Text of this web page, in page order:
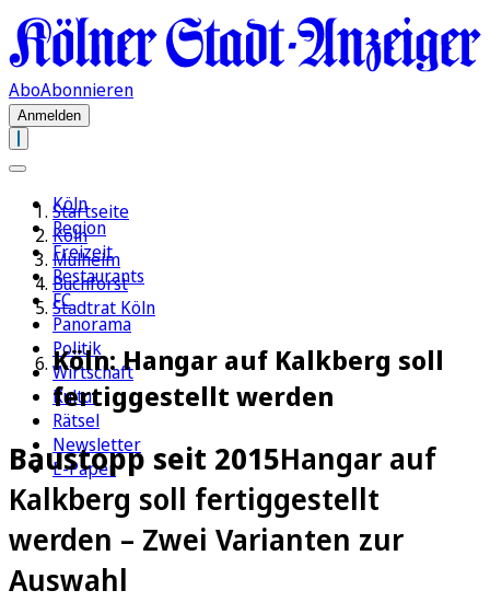
AboAbonnieren
Anmelden
Köln
Region
Freizeit
Restaurants
FC
Panorama
Politik
Wirtschaft
Kultur
Rätsel
Newsletter
E-Paper
Startseite
Köln
Mülheim
Buchforst
Stadtrat Köln
Köln: Hangar auf Kalkberg soll
fertiggestellt werden
Baustopp seit 2015Hangar auf
Kalkberg soll fertiggestellt
werden – Zwei Varianten zur
Auswahl